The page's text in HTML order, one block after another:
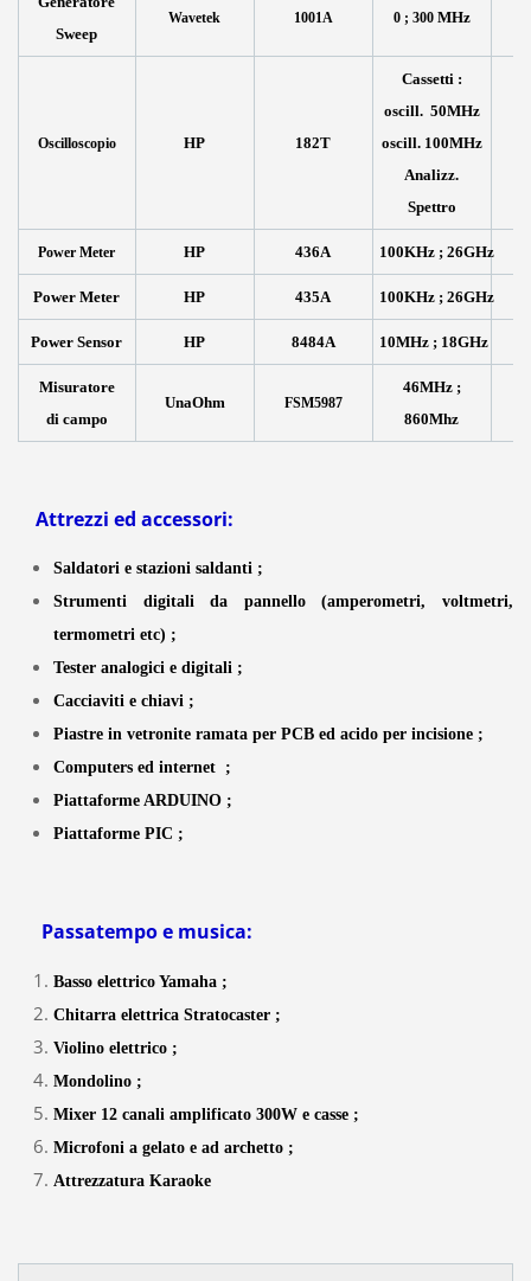
Sweep
Wavetek 1001A 0 ; 300 MHz
Oscilloscopio HP 182T
Cassetti :
oscill. 50MHz
oscill. 100MHz
Analizz.
Spettro
Power Meter HP 436A 100KHz ; 26GHz
Power Meter HP 435A 100KHz ; 26GHz
Power Sensor HP 8484A 10MHz ; 18GHz
Misuratore
di campo
UnaOhm FSM5987
46MHz ;
860Mhz
Attrezzi ed accessori:
Saldatori e stazioni saldanti ;
Strumenti digitali da pannello (amperometri, voltmetri,
termometri etc) ;
Tester analogici e digitali ;
Cacciaviti e chiavi ;
Piastre in vetronite ramata per PCB ed acido per incisione ;
Computers ed internet ;
Piattaforme ARDUINO ;
Piattaforme PIC ;
Passatempo e musica:
Basso elettrico Yamaha ;
Chitarra elettrica Stratocaster ;
Violino elettrico ;
Mondolino ;
Mixer 12 canali amplificato 300W e casse ;
Microfoni a gelato e ad archetto ;
Attrezzatura Karaoke